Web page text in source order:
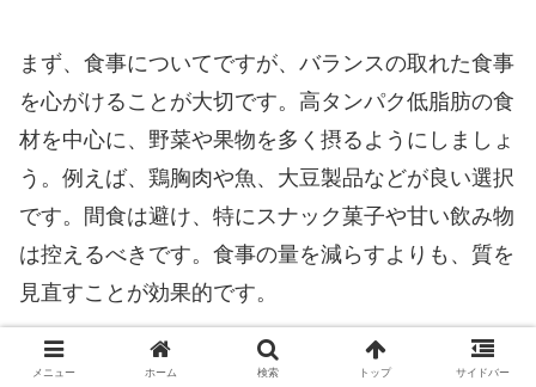
まず、食事についてですが、バランスの取れた食事
を心がけることが大切です。高タンパク低脂肪の食
材を中心に、野菜や果物を多く摂るようにしましょ
う。例えば、鶏胸肉や魚、大豆製品などが良い選択
です。間食は避け、特にスナック菓子や甘い飲み物
は控えるべきです。食事の量を減らすよりも、質を
見直すことが効果的です。
次に、運動習慣をつけることが必要です。週に3〜4
メニュー ホーム 検索 トップ サイドバー